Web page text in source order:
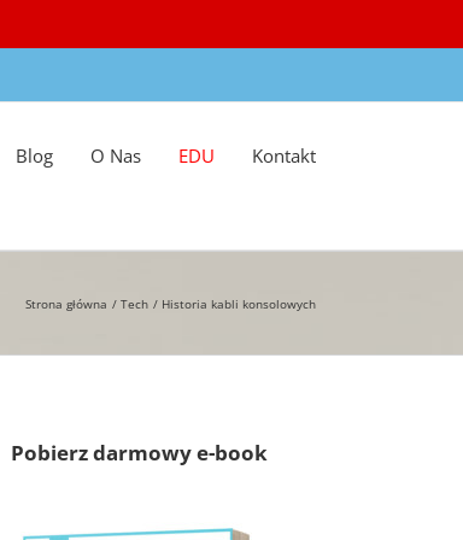
Blog O Nas EDU Kontakt
Strona główna Tech Historia kabli konsolowych
Pobierz darmowy e-book